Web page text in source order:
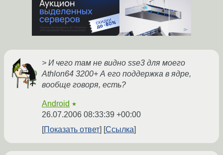
> И чего там не видно sse3 для моего
Athlon64 3200+ А его поддержка в ядре,
вообще говоря, есть?
Android ★
26.07.2006 08:33:39 +00:00
Показать ответ
Ссылка